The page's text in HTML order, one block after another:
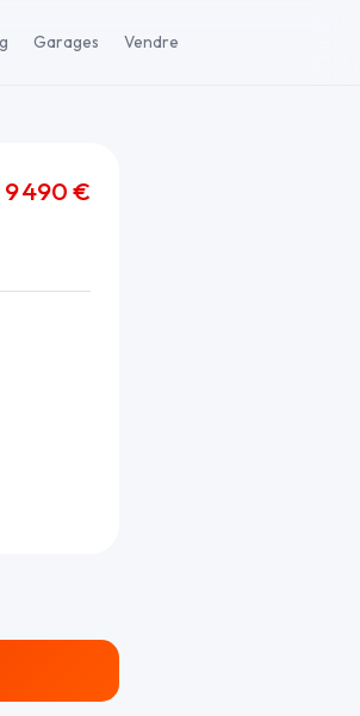
Garages Vendre
9 490 €